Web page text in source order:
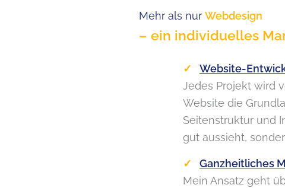
erstellen lassen in Deutschland – Mehr als nur
Mehr als nur Webdesign
– ein individuelles
Website-
Jedes Projekt wird
Website die
Seitenstruktur und
gut aussieht,
Ganzheitliches
Mein Ansatz geht